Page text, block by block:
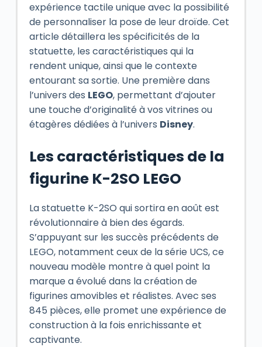
expérience tactile unique avec la possibilité
de personnaliser la pose de leur droïde. Cet
article détaillera les spécificités de la
statuette, les caractéristiques qui la
rendent unique, ainsi que le contexte
entourant sa sortie. Une première dans
l’univers des LEGO, permettant d’ajouter
une touche d’originalité à vos vitrines ou
étagères dédiées à l’univers Disney.
Les caractéristiques de la
figurine K-2SO LEGO
La statuette K-2SO qui sortira en août est
révolutionnaire à bien des égards.
S’appuyant sur les succès précédents de
LEGO, notamment ceux de la série UCS, ce
nouveau modèle montre à quel point la
marque a évolué dans la création de
figurines amovibles et réalistes. Avec ses
845 pièces, elle promet une expérience de
construction à la fois enrichissante et
captivante.